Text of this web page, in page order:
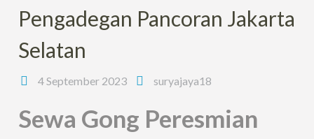
Pengadegan Pancoran Jakarta
Selatan
4 September 2023 suryajaya18
Sewa Gong Peresmian